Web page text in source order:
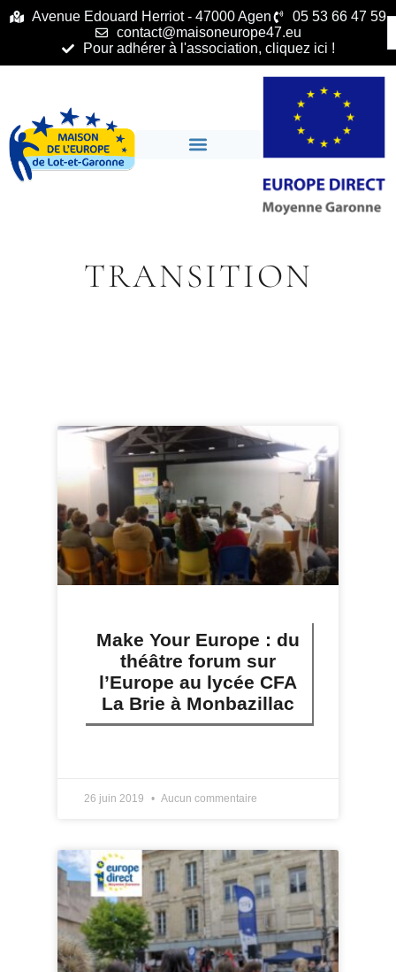
principalAvenue Edouard Herriot - 47000 Agen
05 53 66 47 59
contact@maisoneurope47.eu
Pour adhérer à l'association, cliquez ici !
TRANSITION
Make Your Europe : du
théâtre forum sur
l’Europe au lycée CFA
La Brie à Monbazillac
26 juin 2019 Aucun commentaire